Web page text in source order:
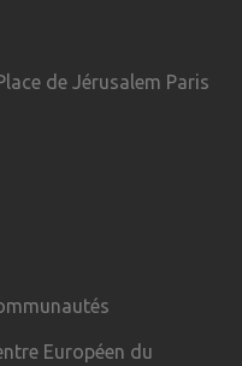
de Jérusalem Paris
Européen du